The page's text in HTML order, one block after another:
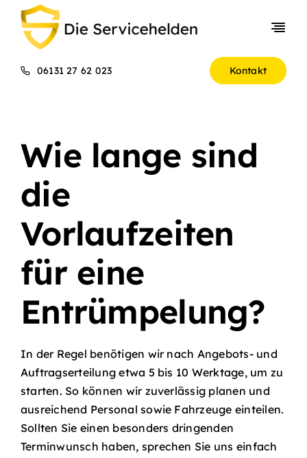
Skip
content
Entrümpelungen
Preise
06131 27 62 023 Kontakt
Wie lange sind
die
Vorlaufzeiten
für eine
Entrümpelung?
In der Regel benötigen wir nach Angebots- und
Auftragserteilung etwa 5 bis 10 Werktage, um zu
starten. So können wir zuverlässig planen und
ausreichend Personal sowie Fahrzeuge einteilen.
Sollten Sie einen besonders dringenden
Terminwunsch haben, sprechen Sie uns einfach